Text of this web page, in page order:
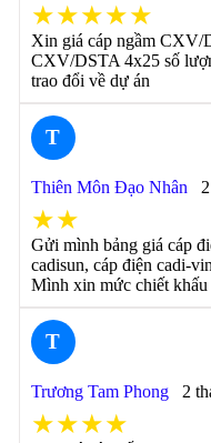
★★★★★
Xin giá cáp ngầm
CXV/DSTA 4x25 số
trao đổi về dự án
T
Thiên Môn Đạo Nhân
★★
Gửi mình bảng giá cáp
cadisun, cáp điện cadi-
Mình xin mức chiết khấu
T
Trương Tam Phong 2
★★★★